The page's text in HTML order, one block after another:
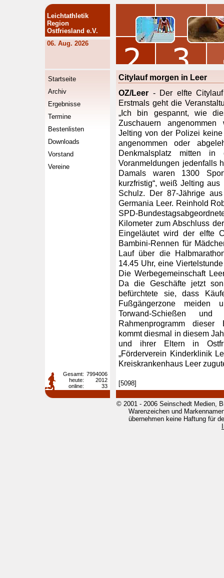
Leichtathletik
Region
Ostfriesland e.V.
06. Aug. 2026
Startseite
Archiv
Ergebnisse
Termine
Bestenlisten
Downloads
Vorstand
Vereine
Citylauf morgen in Leer
OZ/Leer - Der elfte
Erstmals geht die
„Ich bin gespannt, wie
Zuschauern angenommen
Jelting von der Polizei
angenommen oder
Denkmalsplatz mitten
Voranmeldungen jedenfalls
Damals waren 1300
kurzfristig“, weiß Jelting
Schulz. Der 87-Jährige
Germania Leer. Reinhold
SPD-
Kilometer zum Abschluss
Eingeläutet wird der elfte
Bambini-Rennen für
Lauf über die
14.45 Uhr, eine
Die Werbegemeinschaft
Da die Geschäfte jetzt
befürchtete sie, dass
Fußgängerzone meiden
Torwand-Schießen
Rahmenprogramm dieser
kommt diesmal in diesem
und ihrer Eltern in
„Förderverein Kinderklinik
Kreiskrankenhaus Leer
[5098]
Gesamt: 7994006
heute:
2012
online:
33
© 2001 - 2006 Seinschedt Medien,
Warenzeichen und
übernehmen keine Haftung für